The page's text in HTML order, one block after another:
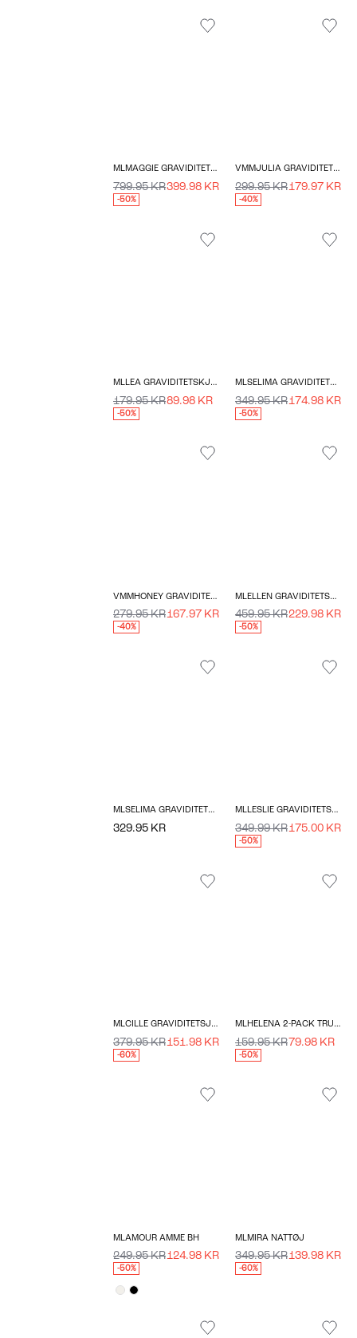
MLMAGGIE GRAVIDITETSJAKKE
799.95 KR399.98 KR
-50%
VMMJULIA GRAVIDITETSLEGGINGS
299.95 KR179.97 KR
-40%
MLLEA GRAVIDITETSKJOLE
179.95 KR89.98 KR
-50%
MLSELIMA GRAVIDITETSKJOLE
349.95 KR174.98 KR
-50%
VMMHONEY GRAVIDITETSNEDERDEL
279.95 KR167.97 KR
-40%
MLELLEN GRAVIDITETSKJOLE
459.95 KR229.98 KR
-50%
MLSELIMA GRAVIDITETSKJOLE
329.95 KR
MLLESLIE GRAVIDITETSSTRIKTRØJE
349.99 KR175.00 KR
-50%
MLCILLE GRAVIDITETSJEANS
379.95 KR151.98 KR
-60%
MLHELENA 2-PACK TRUSSER
159.95 KR 79.98 KR
-50%
MLAMOUR AMME BH
249.95 KR124.98 KR
-50%
MLMIRA NATTØJ
349.95 KR139.98 KR
-60%